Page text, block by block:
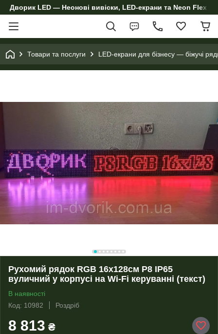
Дворик LED — Неонові вивіски, LED-екрани та Neon Flex
Товари та послуги LED-екрани для бізнесу — біжучі
Рухомий рядок RGB 16х128см Р8 IP65
вуличний у корпусі на Wi-Fi керуванні (текст)
В наявності
Код: 10982
Роздріб
8 813 ₴